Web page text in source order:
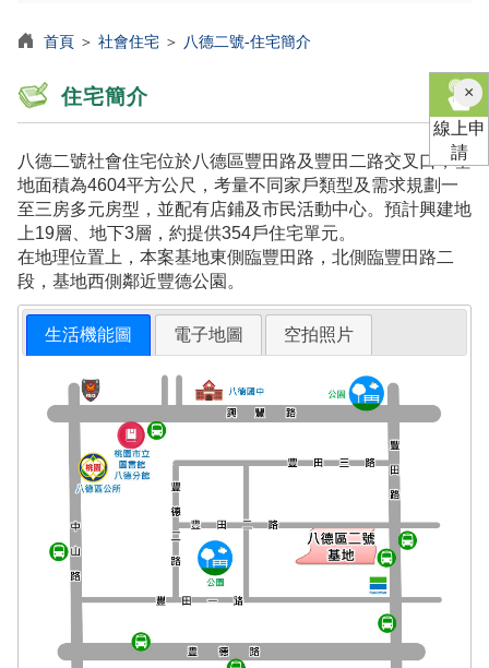
首頁 ＞ 社會住宅 ＞ 八德二號-住宅簡介
住宅簡介
八德二號社會住宅位於八德區豐田路及豐田二路交叉口，基
地面積為4604平方公尺，考量不同家戶類型及需求規劃一
至三房多元房型，並配有店鋪及市民活動中心。預計興建地
上19層、地下3層，約提供354戶住宅單元。
在地理位置上，本案基地東側臨豐田路，北側臨豐田路二
段，基地西側鄰近豐德公園。
生活機能圖 電子地圖 空拍照片
×關
閉
線上申
請